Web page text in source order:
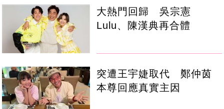
大熱門回歸 吳宗憲
Lulu、陳漢典再合體
突遭王宇婕取代 鄭仲茵
本尊回應真實主因